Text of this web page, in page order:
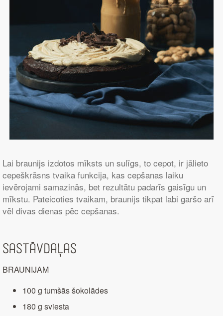
Lai braunijs izdotos mīksts un sulīgs, to cepot, ir jālieto
cepeškrāsns tvaika funkcija, kas cepšanas laiku
ievērojami samazinās, bet rezultātu padarīs gaisīgu un
mīkstu. Pateicoties tvaikam, braunijs tikpat labi garšo arī
vēl divas dienas pēc cepšanas.
Sastāvdaļas
BRAUNIJAM
100 g tumšās šokolādes
180 g sviesta